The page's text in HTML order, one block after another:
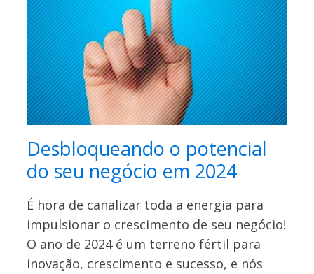
Desbloqueando o potencial
do seu negócio em 2024
É hora de canalizar toda a energia para
impulsionar o crescimento de seu negócio!
O ano de 2024 é um terreno fértil para
inovação, crescimento e sucesso, e nós